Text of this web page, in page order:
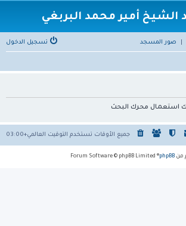
أمير محمد البربغي
صور المسجد تسجيل الدخول
استعمال محرك البحث
جميع الأوقات تستخدم التوقيت العالمي+03:00
من phpBB
® Forum Software © phpBB Limited